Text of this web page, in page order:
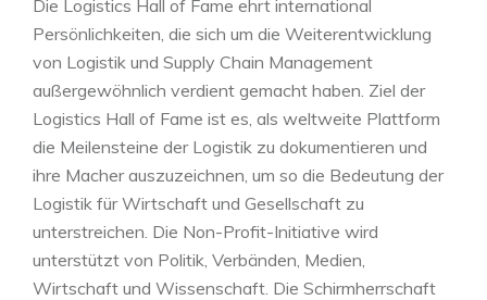
Die Logistics Hall of Fame ehrt international
Persönlichkeiten, die sich um die Weiterentwicklung
von Logistik und Supply Chain Management
außergewöhnlich verdient gemacht haben. Ziel der
Logistics Hall of Fame ist es, als weltweite Plattform
die Meilensteine der Logistik zu dokumentieren und
ihre Macher auszuzeichnen, um so die Bedeutung der
Logistik für Wirtschaft und Gesellschaft zu
unterstreichen. Die Non-Profit-Initiative wird
unterstützt von Politik, Verbänden, Medien,
Wirtschaft und Wissenschaft. Die Schirmherrschaft